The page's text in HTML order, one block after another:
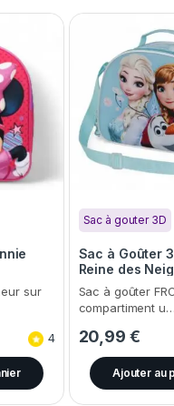
sur
4
Sac à gouter 3D
Sac à Goûter
Reine des
(Frozen)
Sac à goûter
compartiment u…
20,99 €
Ajouter au